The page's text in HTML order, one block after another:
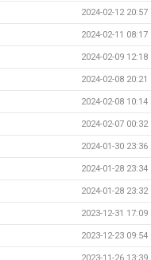
2024-02-12 20:57
2024-02-11 08:17
2024-02-09 12:18
2024-02-08 20:21
2024-02-08 10:14
2024-02-07 00:32
2024-01-30 23:36
2024-01-28 23:34
2024-01-28 23:32
2023-12-31 17:09
2023-12-23 09:54